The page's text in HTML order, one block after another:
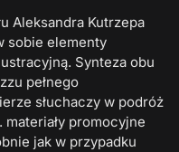
Aleksandra Kutrzepa
sobie elementy
Synteza obu
pełnego
słuchaczy w podróż
promocyjne
jak w przypadku